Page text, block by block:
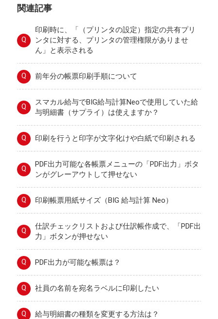
関連記事
Q
印刷時に、「（プリンタの設定）指定の共有プリ
ンタに対する、プリンタの管理権限がありませ
ん」と表示される
Q 前年分の帳票印刷手順について
Q
スマカル給与でBIG給与計算Neoで使用していた給
与明細書（サプライ）は使えますか？
Q 印刷を行うと印字が文字化けや白紙で印刷される
Q
PDF出力可能な各帳票メニューの「PDF出力」ボタ
ンがグレーアウトして押せない
Q 印刷帳票用紙サイズ（BIG 給与計算 Neo）
Q
仕訳チェックリストおよび仕訳帳作成で、「PDF出
力」ボタンが押せない
Q PDF出力が可能な帳票は？
Q 社員の名前を宛名ラベルに印刷したい
Q 給与明細書の種類を変更する方法は？